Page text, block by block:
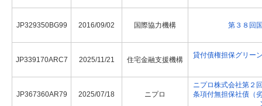
JP329350BG99 2016/09/02 国際協力機構 第３８回
JP339170ARC7 2025/11/21 住宅金融支援機構
貸付債権担保グリー
JP367360AR79 2025/07/18 ニプロ
ニプロ株式会社第２
条項付無担保社債（